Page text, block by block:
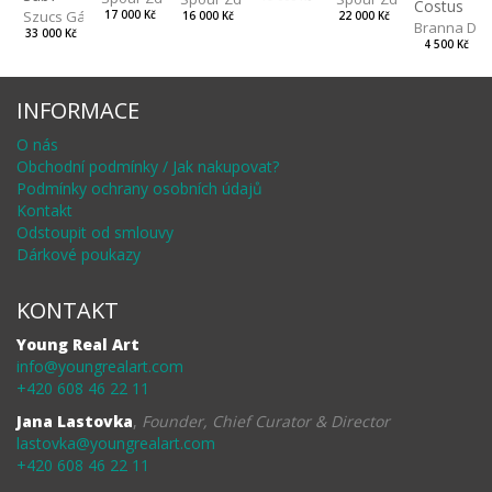
Szucs Gábor
33 000 Kč
17 000 Kč 16 000 Kč 22 000 Kč Costus
Branna
4 500 Kč
INFORMACE
O nás
Obchodní podmínky / Jak nakupovat?
Podmínky ochrany osobních údajů
Kontakt
Odstoupit od smlouvy
Dárkové poukazy
KONTAKT
Young Real Art
info@youngrealart.com
+420 608 46 22 11
Jana Lastovka, Founder, Chief Curator & Director
lastovka@youngrealart.com
+420 608 46 22 11